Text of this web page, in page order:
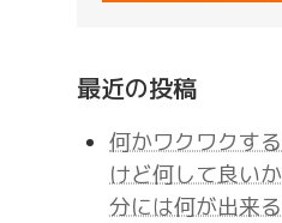
最近の投稿
何かワクワクす
けど何して良い
分には何が出来